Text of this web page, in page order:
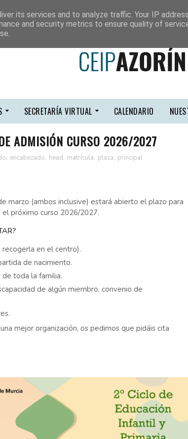
SECRETARÍA VIRTUAL CALENDARIO
ADMISIÓN CURSO 2026/2027
, encabezado, head, matrícula, plaza, principal
(ambos inclusive) estará abierto el plazo para
próximo curso 2026/2027.
en el centro).
de nacimiento.
toda la familia.
de algún miembro, convenio de
mejor organización, os pedimos que pidáis cita
its services and to analyze traffic. Your IP
and security metrics to ensure quality of